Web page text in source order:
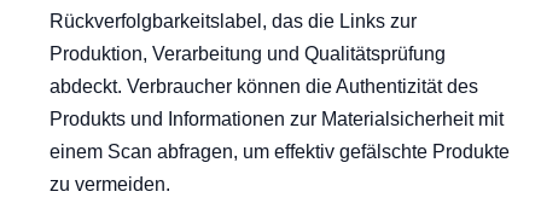
Rückverfolgbarkeitslabel, das die Links zur
Produktion, Verarbeitung und Qualitätsprüfung
abdeckt. Verbraucher können die Authentizität des
Produkts und Informationen zur Materialsicherheit mit
einem Scan abfragen, um effektiv gefälschte Produkte
zu vermeiden.